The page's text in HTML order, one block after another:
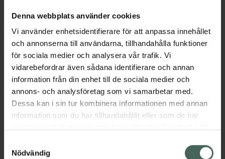
Denna webbplats använder cookies
Vi använder enhetsidentifierare för att anpassa innehållet
och annonserna till användarna, tillhandahålla funktioner
för sociala medier och analysera vår trafik. Vi
vidarebefordrar även sådana identifierare och annan
information från din enhet till de sociala medier och
annons- och analysföretag som vi samarbetar med.
Dessa kan i sin tur kombinera informationen med annan
information som du har tillhandahållit eller som de har
återkalla ditt samtycke via webbplatsens
Nödvändig
som boostar hudens mikrocirkulation.
Dess lättviktiga textur är byggbar och enkel
att applicera – den smälter samman med
huden och efterlämnar en fräsch, jämn glow.
Concealern är medvetet formulerad i 5
neutrala nyanser med pigment som anpassar
sig sömlöst efter din hudton och passar
utmärkt med the Wake Up the Glow
Foundation.
En concealer som lyser upp din dag!